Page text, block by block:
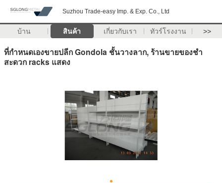
Suzhou Trade-easy Imp. & Exp. Co., Ltd
บ้าน สินค้า เกี่ยวกับเรา ทัวร์โรงงาน >>
ที่กำหนดเองขายปลีก Gondola ชั้นวางลาก, ร้านขายของชำ
สะดวก racks แสดง